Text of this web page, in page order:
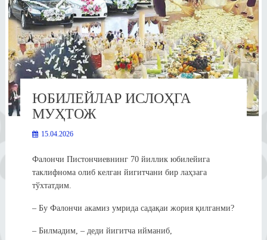
ЮБИЛЕЙЛАР ИСЛОҲГА
МУҲТОЖ
15.04.2026
Фалончи Пистончиевнинг 70 йиллик юбилейига
таклифнома олиб келган йигитчани бир лаҳзага
тўхтатдим.
– Бу Фалончи акамиз умрида садақаи жория қилганми?
– Билмадим, – деди йигитча ийманиб,